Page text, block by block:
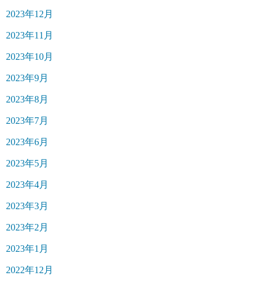
2023年12月
2023年11月
2023年10月
2023年9月
2023年8月
2023年7月
2023年6月
2023年5月
2023年4月
2023年3月
2023年2月
2023年1月
2022年12月